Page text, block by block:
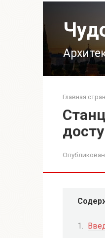
Главная